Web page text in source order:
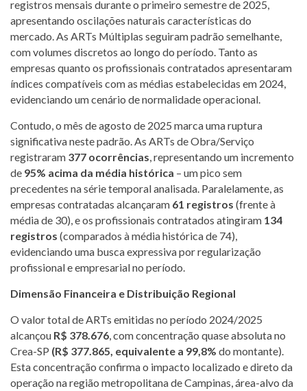
registros mensais durante o primeiro semestre de 2025,
apresentando oscilações naturais características do
mercado. As ARTs Múltiplas seguiram padrão semelhante,
com volumes discretos ao longo do período. Tanto as
empresas quanto os profissionais contratados apresentaram
índices compatíveis com as médias estabelecidas em 2024,
evidenciando um cenário de normalidade operacional.
Contudo, o mês de agosto de 2025 marca uma ruptura
significativa neste padrão. As ARTs de Obra/Serviço
registraram 377 ocorrências, representando um incremento
de 95% acima da média histórica – um pico sem
precedentes na série temporal analisada. Paralelamente, as
empresas contratadas alcançaram 61 registros (frente à
média de 30), e os profissionais contratados atingiram 134
registros (comparados à média histórica de 74),
evidenciando uma busca expressiva por regularização
profissional e empresarial no período.
Dimensão Financeira e Distribuição Regional
O valor total de ARTs emitidas no período 2024/2025
alcançou R$ 378.676, com concentração quase absoluta no
Crea-SP (R$ 377.865, equivalente a 99,8% do montante).
Esta concentração confirma o impacto localizado e direto da
operação na região metropolitana de Campinas, área-alvo da